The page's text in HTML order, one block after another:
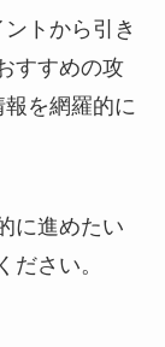
トから引き
すすめの攻
を網羅的に
に進めたい
ださい。